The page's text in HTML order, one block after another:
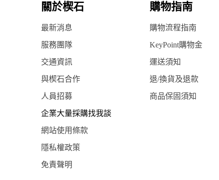
關於楔石 購物指南
最新消息 購物流程指南
服務團隊 KeyPoint購物金
交通資訊 運送須知
與楔石合作 退/換貨及退款
人員招募 商品保固須知
企業大量採購找我談
網站使用條款
隱私權政策
免責聲明